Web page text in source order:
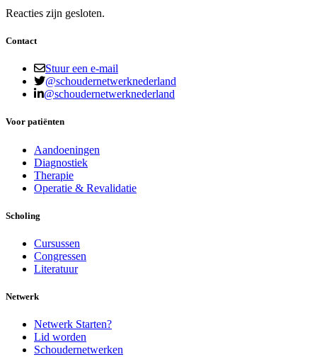
Reacties zijn gesloten.
Contact
Stuur een e-mail
@schoudernetwerknederland
@schoudernetwerknederland
Voor patiënten
Aandoeningen
Diagnostiek
Therapie
Operatie & Revalidatie
Scholing
Cursussen
Congressen
Literatuur
Netwerk
Netwerk Starten?
Lid worden
Schoudernetwerken